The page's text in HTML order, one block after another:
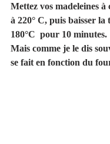
Mettez vos madeleines
à 220° C, puis baisser la
180°C  pour 10 minutes.
Mais comme je le dis
se fait en fonction du